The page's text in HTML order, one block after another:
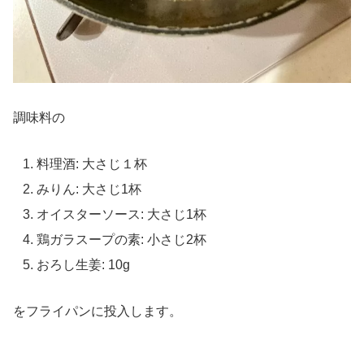
調味料の
料理酒: 大さじ１杯
みりん: 大さじ1杯
オイスターソース: 大さじ1杯
鶏ガラスープの素: 小さじ2杯
おろし生姜: 10g
をフライパンに投入します。